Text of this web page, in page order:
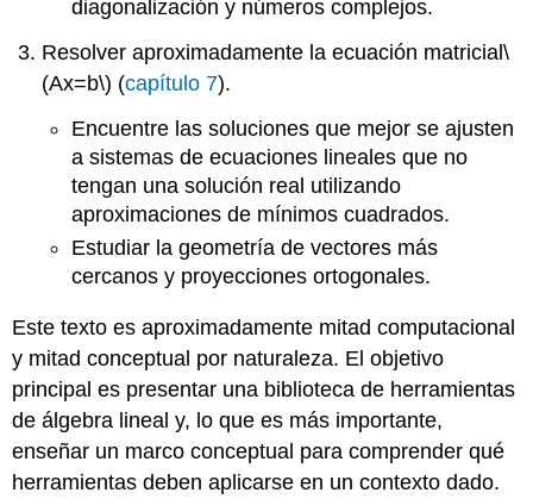
diagonalización y números complejos.
Resolver aproximadamente la ecuación matricial\
(Ax=b\) (capítulo 7).
Encuentre las soluciones que mejor se ajusten
a sistemas de ecuaciones lineales que no
tengan una solución real utilizando
aproximaciones de mínimos cuadrados.
Estudiar la geometría de vectores más
cercanos y proyecciones ortogonales.
Este texto es aproximadamente mitad computacional
y mitad conceptual por naturaleza. El objetivo
principal es presentar una biblioteca de herramientas
de álgebra lineal y, lo que es más importante,
enseñar un marco conceptual para comprender qué
herramientas deben aplicarse en un contexto dado.